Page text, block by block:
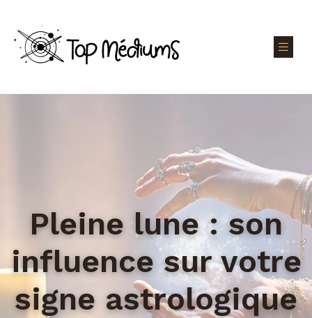
Pleine lune : son
influence sur votre
signe astrologique